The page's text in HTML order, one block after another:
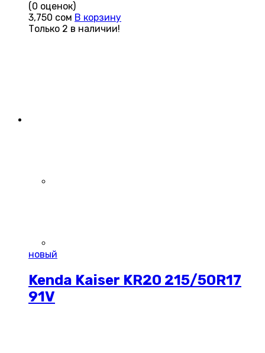
(0 оценок)
3,750 сом В корзину
Только 2 в наличии!
новый
Kenda Kaiser KR20 215/50R17
91V